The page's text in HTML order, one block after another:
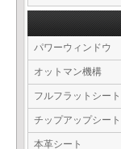
パワーウィンドウ
オットマン機構
フルフラットシート
チップアップシート
本革シート